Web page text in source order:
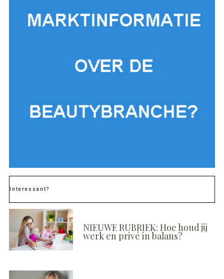
Interessant?
NIEUWE RUBRIEK: Hoe houd jij
werk en privé in balans?